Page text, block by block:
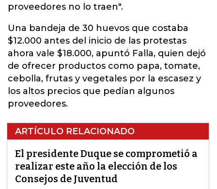
proveedores no lo traen".
Una bandeja de 30 huevos que costaba
$12.000 antes del inicio de las protestas
ahora vale $18.000, apuntó Falla, quien dejó
de ofrecer productos como papa, tomate,
cebolla, frutas y vegetales por la escasez y
los altos precios que pedían algunos
proveedores.
ARTÍCULO RELACIONADO
El presidente Duque se comprometió a
realizar este año la elección de los
Consejos de Juventud